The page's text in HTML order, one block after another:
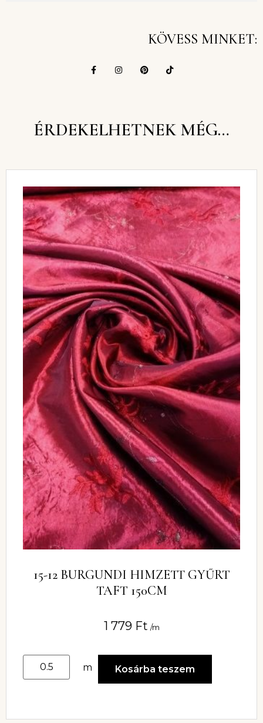
KÖVESS MINKET:
ÉRDEKELHETNEK MÉG…
15-12 BURGUNDI HIMZETT GYŰRT
TAFT 150CM
1 779 Ft /m
m Kosárba teszem